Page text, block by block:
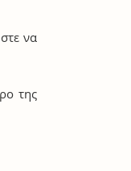
να
της